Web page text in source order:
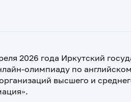
2026 года Иркутский
олимпиаду по
высшего и